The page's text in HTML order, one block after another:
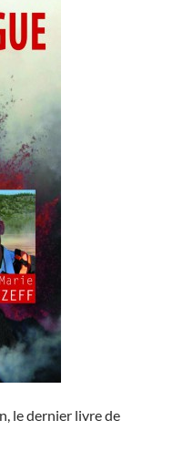
le dernier livre de